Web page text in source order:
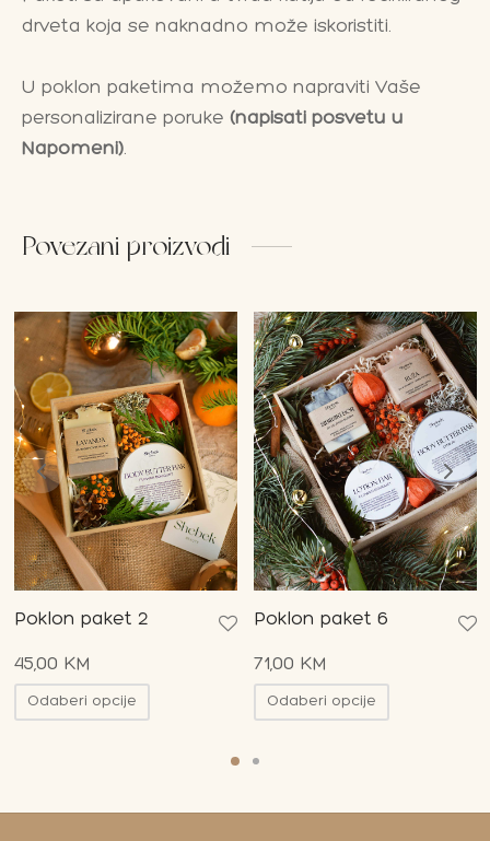
drveta koja se naknadno može iskoristiti.
U poklon paketima možemo napraviti Vaše
personalizirane poruke (napisati posvetu u
Napomeni).
Povezani proizvodi
Poklon paket 2
45,00 KM
Odaberi opcije
Poklon paket 6
71,00 KM
Odaberi opcije